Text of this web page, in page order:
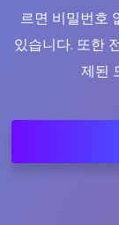
르면 비밀번호
있습니다. 또한
제된